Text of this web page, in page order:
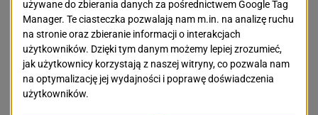
Chętni do uczestnictwa w konferencji mogą zgłaszać
się mailowo na adres:rzecznik@szczecinjazz.eu.
Szczegóły na temat programu dostępne są na stronie
festiwalu:
szczecin.eu
Szczecin Jazz 2025